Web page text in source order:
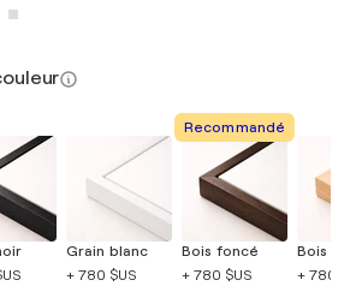
Grain blanc
+ 780 $US
Recommandé
Bois foncé
+ 780 $US
Bois
+ 780